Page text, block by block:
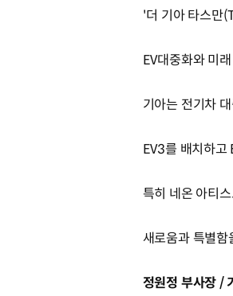
'더 기아 타스만
EV대중화와 미
기아는 전기차
EV3를 배치하고
특히 네온 아티
새로움과 특별
정원정 부사장 /